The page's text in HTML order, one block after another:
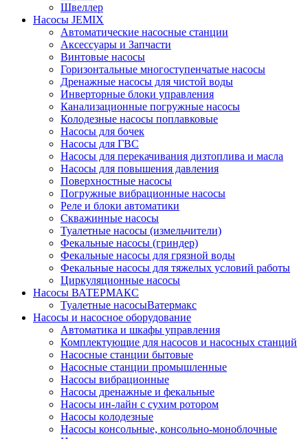
Швеллер
Насосы JEMIX
Автоматические насосные станции
Аксессуары и Запчасти
Винтовые насосы
Горизонтальные многоступенчатые насосы
Дренажные насосы для чистой воды
Инверторные блоки управления
Канализационные погружные насосы
Колодезные насосы поплавковые
Насосы для бочек
Насосы для ГВС
Насосы для перекачивания дизтоплива и масла
Насосы для повышения давления
Поверхностные насосы
Погружные вибрационные насосы
Реле и блоки автоматики
Скважинные насосы
Туалетные насосы (измельчители)
Фекальные насосы (гриндер)
Фекальные насосы для грязной воды
Фекальные насосы для тяжелых условий работы
Циркуляционные насосы
Насосы ВАТЕРМАКС
Туалетные насосыВатермакс
Насосы и насосное оборудование
Автоматика и шкафы управления
Комплектующие для насосов и насосных станций
Насосные станции бытовые
Насосные станции промышленные
Насосы вибрационные
Насосы дренажные и фекальные
Насосы ин-лайн с сухим ротором
Насосы колодезные
Насосы консольные, консольно-моноблочные